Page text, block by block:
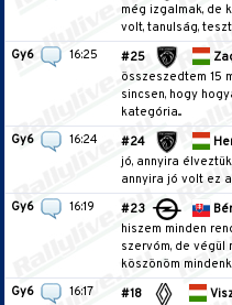
még izgalmak, de
volt, tanulság,
Gy6
16:25 #25
összeszedtem 15
sincsen, hogy
kategória...
Gy6
16:24 #24
jó, annyira
annyira jó volt ez
Gy6
16:19 #23
hiszem minden
szervóm, de végül
köszönöm
Gy6
16:17 #18